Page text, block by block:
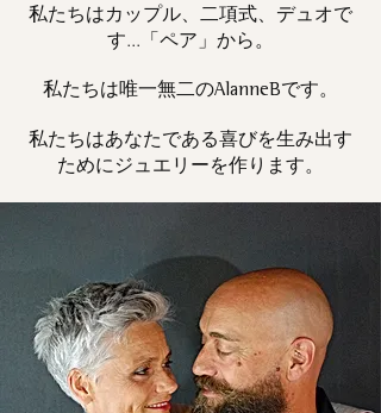
私たちはカップル、二項式、デュオで
す...「ペア」から。
私たちは唯一無二のAlanneBです。
私たちはあなたである喜びを生み出す
ためにジュエリーを作ります。